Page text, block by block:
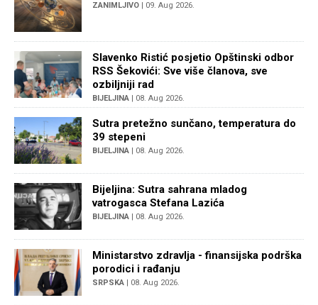
ZANIMLJIVO | 09. Aug 2026.
Slavenko Ristić posjetio Opštinski odbor
RSS Šekovići: Sve više članova, sve
ozbiljniji rad
BIJELJINA | 08. Aug 2026.
Sutra pretežno sunčano, temperatura do
39 stepeni
BIJELJINA | 08. Aug 2026.
Bijeljina: Sutra sahrana mladog
vatrogasca Stefana Lazića
BIJELJINA | 08. Aug 2026.
Ministarstvo zdravlja - finansijska podrška
porodici i rađanju
SRPSKA | 08. Aug 2026.